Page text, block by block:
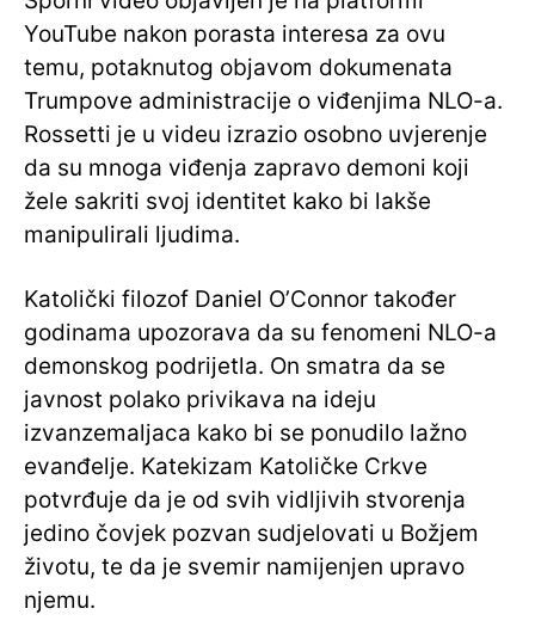
YouTube nakon porasta interesa za ovu
temu, potaknutog objavom dokumenata
Trumpove administracije o viđenjima NLO-a.
Rossetti je u videu izrazio osobno uvjerenje
da su mnoga viđenja zapravo demoni koji
žele sakriti svoj identitet kako bi lakše
manipulirali ljudima.
Katolički filozof Daniel O’Connor također
godinama upozorava da su fenomeni NLO-a
demonskog podrijetla. On smatra da se
javnost polako privikava na ideju
izvanzemaljaca kako bi se ponudilo lažno
evanđelje. Katekizam Katoličke Crkve
potvrđuje da je od svih vidljivih stvorenja
jedino čovjek pozvan sudjelovati u Božjem
životu, te da je svemir namijenjen upravo
njemu.